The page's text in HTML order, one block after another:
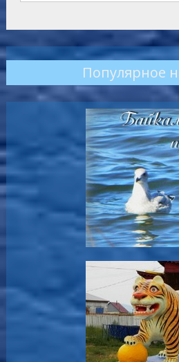
Популярное